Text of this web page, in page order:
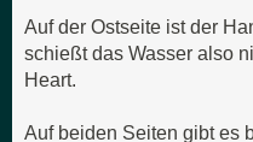
Auf der Ostseite ist der
schießt das Wasser also
Heart.
Auf beiden Seiten gibt es